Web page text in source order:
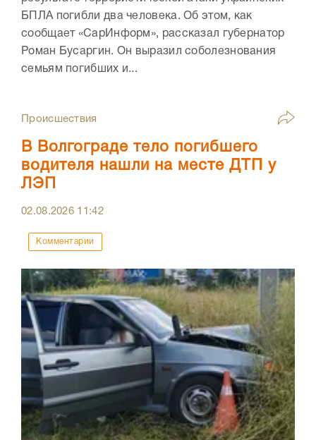
БПЛА погибли два человека. Об этом, как
сообщает «СарИнформ», рассказал губернатор
Роман Бусаргин. Он выразил соболезнования
семьям погибших и...
Происшествия
В Волгограде тело погибшего
водителя нашли на месте ДТП у
ЛЭП
02.08.2026 11:42
Комментарии